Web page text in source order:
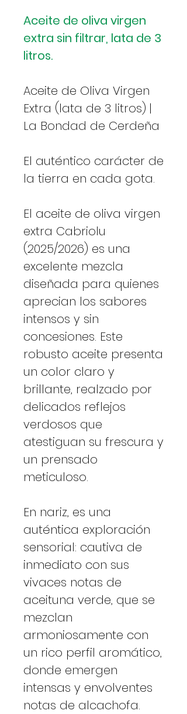
Aceite de oliva virgen
extra sin filtrar, lata de 3
litros.
Aceite de Oliva Virgen
Extra (lata de 3 litros) |
La Bondad de Cerdeña
El auténtico carácter de
la tierra en cada gota.
El aceite de oliva virgen
extra Cabriolu
(2025/2026) es una
excelente mezcla
diseñada para quienes
aprecian los sabores
intensos y sin
concesiones. Este
robusto aceite presenta
un color claro y
brillante, realzado por
delicados reflejos
verdosos que
atestiguan su frescura y
un prensado
meticuloso.
En nariz, es una
auténtica exploración
sensorial: cautiva de
inmediato con sus
vivaces notas de
aceituna verde, que se
mezclan
armoniosamente con
un rico perfil aromático,
donde emergen
intensas y envolventes
notas de alcachofa.